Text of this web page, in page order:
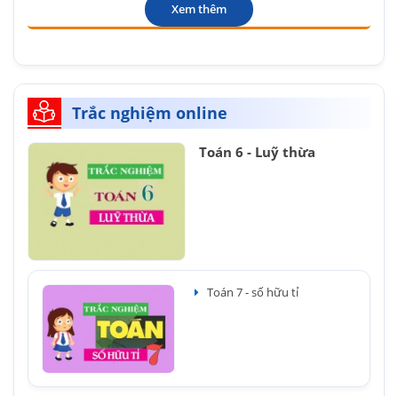
Xem thêm
Trắc nghiệm online
Toán 6 - Luỹ thừa
Toán 7 - số hữu tỉ